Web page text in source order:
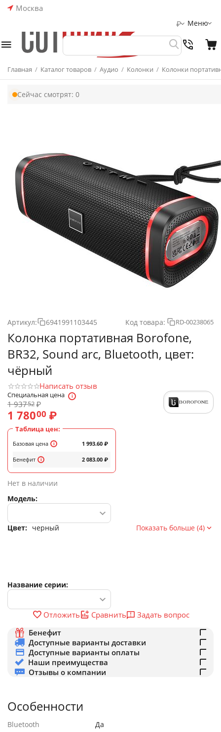
Москва
Меню
₽
Главная / Каталог товаров / Аудио / Колонки / Колонки
Сейчас смотрят: 0
Артикул: 6941991103445 Код товара: RD-00238065
Колонка портативная Borofone,
BR32, Sound arc, Bluetooth, цвет:
чёрный
Написать отзыв
Специальная цена
1 93752₽
1 78000 ₽
Таблица цен:
Базовая цена
Бенефит
1 993.60 ₽
2 083.00 ₽
Нет в наличии
Модель:
Цвет: черный Показать больше (4)
Название серии:
Отложить Сравнить
Задать вопрос
Бенефит
Доступные варианты доставки
Доступные варианты оплаты
Наши преимущества
Отзывы о компании
Особенности
Bluetooth
Да